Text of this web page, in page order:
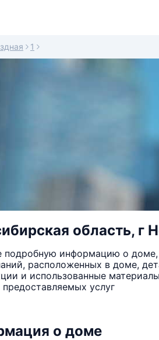
1
область, г
подробную информацию о доме,
расположенных в доме,
и использованные
предоставляемых услуг
о доме